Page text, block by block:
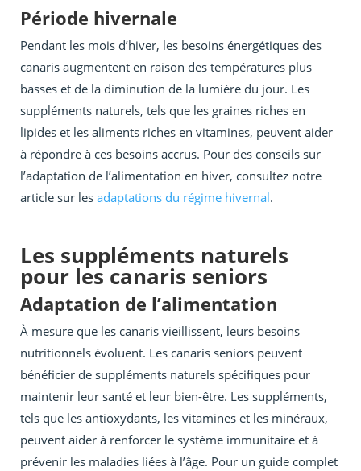
Période hivernale
Pendant les mois d’hiver, les besoins énergétiques des
canaris augmentent en raison des températures plus
basses et de la diminution de la lumière du jour. Les
suppléments naturels, tels que les graines riches en
lipides et les aliments riches en vitamines, peuvent aider
à répondre à ces besoins accrus. Pour des conseils sur
l’adaptation de l’alimentation en hiver, consultez notre
article sur les adaptations du régime hivernal.
Les suppléments naturels
pour les canaris seniors
Adaptation de l’alimentation
À mesure que les canaris vieillissent, leurs besoins
nutritionnels évoluent. Les canaris seniors peuvent
bénéficier de suppléments naturels spécifiques pour
maintenir leur santé et leur bien-être. Les suppléments,
tels que les antioxydants, les vitamines et les minéraux,
peuvent aider à renforcer le système immunitaire et à
prévenir les maladies liées à l’âge. Pour un guide complet